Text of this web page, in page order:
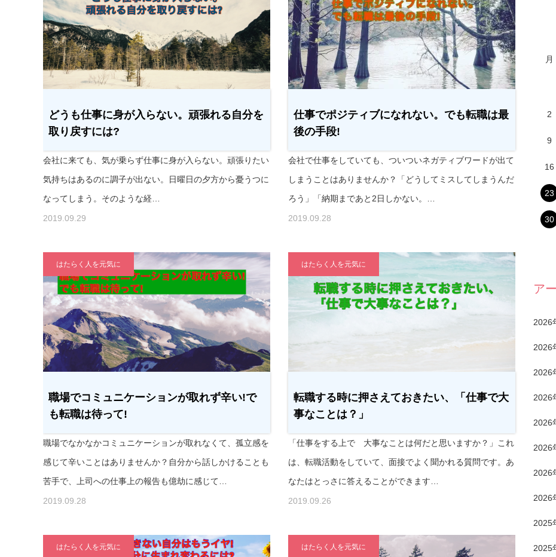
どうも仕事に身が入らない。頑張れる自分を
取り戻すには?
会社に来ても、気が乗らず仕事に身が入らない。頑張りたい
気持ちはあるのに調子が出ない。日曜日の夕方から憂うつに
なってしまう。そのような経…
2019.09.29
仕事でポジティブになれない。でも転職は最
後の手段!
会社で仕事をしていても、ついついネガティブワードが出て
しまうことはありませんか？「どうしてミスしてしまうんだ
ろう」「納期まであと2日しかない。…
2019.09.28
はたらく人を元気に
職場でコミュニケーションが取れず辛い!で
も転職は待って!
職場でなかなかコミュニケーションが取れなくて、孤立感を
感じて辛いことはありませんか？自分から話しかけることも
苦手で、上司への仕事上の報告も億劫に感じて…
2019.09.28
はたらく人を元気に
転職する時に押さえておきたい、「仕事で大
事なことは？」
「仕事をする上で 大事なことは何だと思いますか？」これ
は、転職活動をしていて、面接でよく聞かれる質問です。あ
なたはとっさに答えることができます…
2019.09.26
はたらく人を元気に はたらく人を元気に
月
2
9
16
23
30
ア
2026
2026
2026
2026
2026
2026
2026
2026
2025
2025